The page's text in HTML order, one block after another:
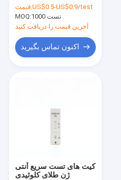
قیمت:US$0.5-US$0.9/test
MOQ:
1000 تست
آخرین قیمت را دریافت کنید
اکنون تماس بگیرید
کیت های تست سریع آنتی
ژن طلای کلوئیدی